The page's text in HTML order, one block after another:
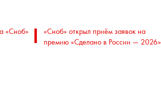
«Сноб»
«Сноб» открыл приём заявок на
премию «Сделано в России — 2026»